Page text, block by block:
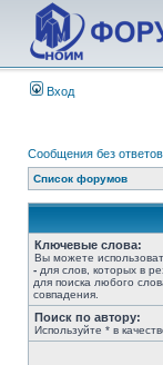
Вход
Сообщения без ответов
Список форумов
Ключевые слова:
Вы можете
- для слов, которых в
для поиска любого
совпадения.
Поиск по автору:
Используйте * в